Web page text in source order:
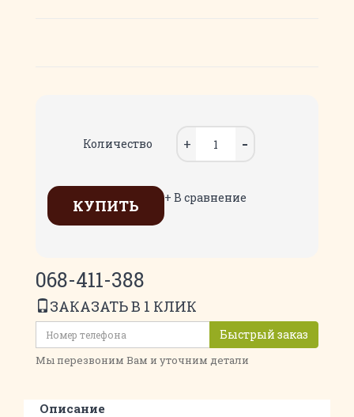
Количество
КУПИТЬ + В сравнение
068-411-388
ЗАКАЗАТЬ В 1 КЛИК
Быстрый заказ
Мы перезвоним Вам и уточним детали
Описание